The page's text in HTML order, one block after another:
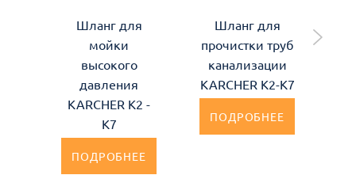
Шланг для
мойки
высокого
давления
KARCHER К2 -
К7
ПОДРОБНЕЕ
Шланг для
прочистки труб
канализации
KARCHER K2-K7
ПОДРОБНЕЕ